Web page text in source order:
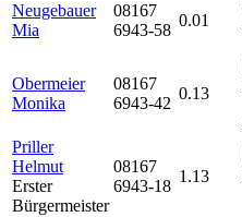
Neugebauer
Mia
08167
6943-58
0.01
Obermeier
Monika
08167
6943-42
0.13
Priller
Helmut
Erster
Bürgermeister
08167
6943-18
1.13